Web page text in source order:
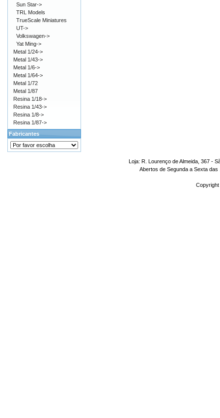
Sun Star->
TRL Models
TrueScale Miniatures
UT->
Volkswagen->
Yat Ming->
Metal 1/24->
Metal 1/43->
Metal 1/6->
Metal 1/64->
Metal 1/72
Metal 1/87
Resina 1/18->
Resina 1/43->
Resina 1/8->
Resina 1/87->
Fabricantes
Loja: R. Lourenço de Almeida, 367 -
Abertos de Segunda a Sexta